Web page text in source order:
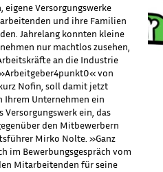
Versorgungswerke
und ihre Familien
Jahrelang konnten kleine
nur machtlos zusehen,
an die Industrie
von
Nofin, soll damit jetzt
Ihrem Unternehmen ein
Versorgungswerk ein, das
den Mitbewerbern
Mirko Nolte. »Ganz
im Bewerbungsgespräch vom
Mitarbeitenden für seine